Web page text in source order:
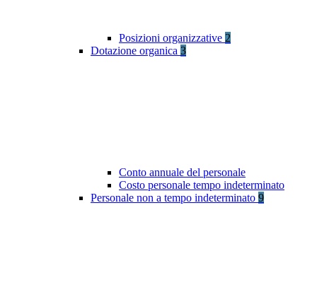
Posizioni organizzative 2
Dotazione organica 3
Conto annuale del personale
Costo personale tempo indeterminato
Personale non a tempo indeterminato 9